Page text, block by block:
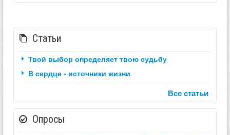
Статьи
Твой выбор определяет твою судьбу
В сердце - источники жизни
Все статьи
Опросы